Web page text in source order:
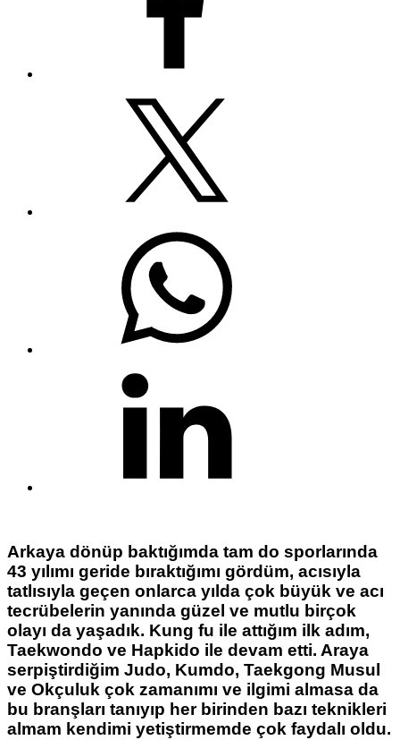
Arkaya dönüp baktığımda tam do sporlarında
43 yılımı geride bıraktığımı gördüm, acısıyla
tatlısıyla geçen onlarca yılda çok büyük ve acı
tecrübelerin yanında güzel ve mutlu birçok
olayı da yaşadık. Kung fu ile attığım ilk adım,
Taekwondo ve Hapkido ile devam etti. Araya
serpiştirdiğim Judo, Kumdo, Taekgong Musul
ve Okçuluk çok zamanımı ve ilgimi almasa da
bu branşları tanıyıp her birinden bazı teknikleri
almam kendimi yetiştirmemde çok faydalı oldu.